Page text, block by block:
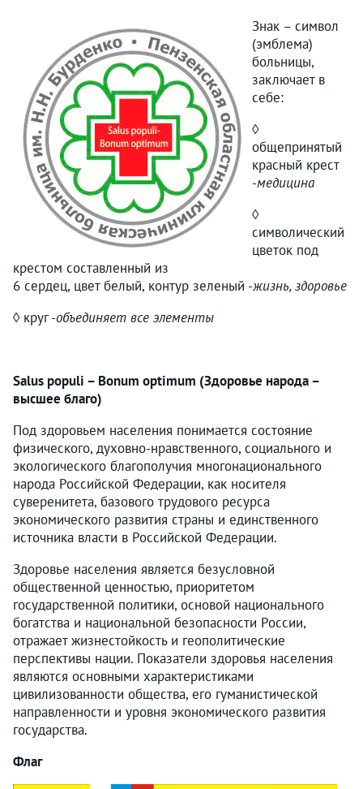
Знак – символ
(эмблема)
больницы,
заключает в
себе:
◊
общепринятый
красный крест
-медицина
◊
символический
цветок под
крестом составленный из
6 сердец, цвет белый, контур зеленый -жизнь, здоровье
◊ круг -объединяет все элементы
Salus populi – Bonum optimum (Здоровье народа –
высшее благо)
Под здоровьем населения понимается состояние
физического, духовно-нравственного, социального и
экологического благополучия многонационального
народа Российской Федерации, как носителя
суверенитета, базового трудового ресурса
экономического развития страны и единственного
источника власти в Российской Федерации.
Здоровье населения является безусловной
общественной ценностью, приоритетом
государственной политики, основой национального
богатства и национальной безопасности России,
отражает жизнестойкость и геополитические
перспективы нации. Показатели здоровья населения
являются основными характеристиками
цивилизованности общества, его гуманистической
направленности и уровня экономического развития
государства.
Флаг